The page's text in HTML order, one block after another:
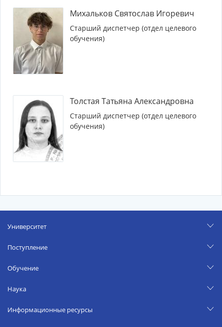
Михальков Святослав Игоревич
Старший диспетчер (отдел целевого
обучения)
Толстая Татьяна Александровна
Старший диспетчер (отдел целевого
обучения)
Университет
Поступление
Обучение
Наука
Информационные ресурсы